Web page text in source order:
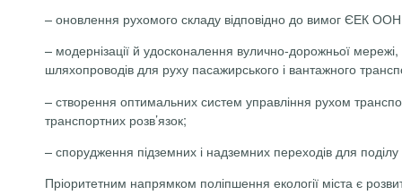
– оновлення рухомого складу відповідно до вимог ЄЕК
– модернізації й удосконалення вулично-дорожньої мережі,
шляхопроводів для руху пасажирського і вантажного
– створення оптимальних систем управління рухом
транспортних розв’язок;
– спорудження підземних і надземних переходів для поділу
Пріоритетним напрямком поліпшення екології міста є